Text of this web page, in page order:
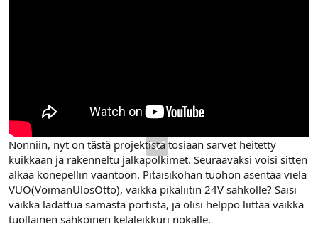
Nonniin, nyt on tästä projektista tosiaan sarvet heitetty
kuikkaan ja rakenneltu jalkapolkimet. Seuraavaksi voisi sitten
alkaa konepellin vääntöön. Pitäisiköhän tuohon asentaa vielä
VUO(VoimanUlosOtto), vaikka pikaliitin 24V sähkölle? Saisi
vaikka ladattua samasta portista, ja olisi helppo liittää vaikka
tuollainen sähköinen kelaleikkuri nokalle.